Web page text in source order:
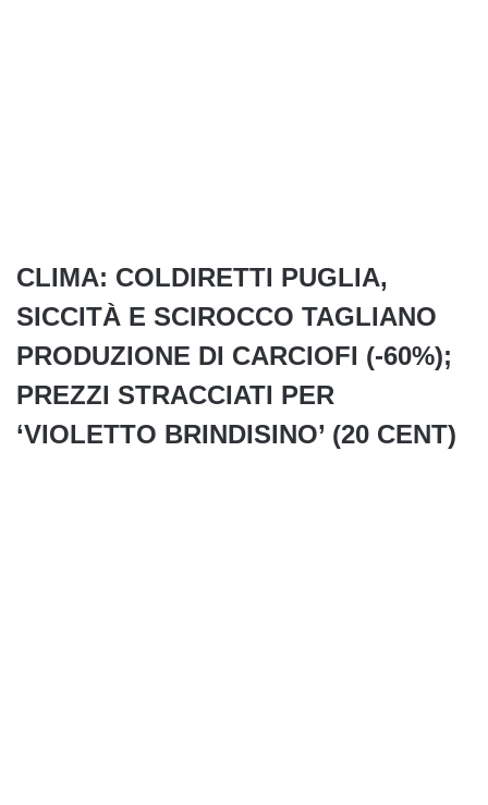
CLIMA: COLDIRETTI PUGLIA,
SICCITÀ E SCIROCCO TAGLIANO
PRODUZIONE DI CARCIOFI (-60%);
PREZZI STRACCIATI PER
‘VIOLETTO BRINDISINO’ (20 CENT)